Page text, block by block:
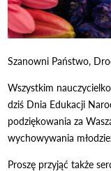
Szanowni Państwo,
Wszystkim
dziś Dnia Edukacji
podziękowania za
wychowywania
Proszę przyjąć także